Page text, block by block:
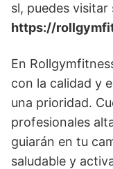
sl, puedes visitar
https://
En
con la calidad y
una prioridad.
profesionales
guiarán en tu
saludable y